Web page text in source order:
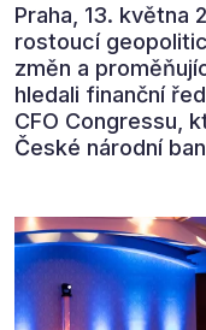
Praha, 13. května
rostoucí
změn a
hledali finanční
CFO Congressu,
České národní
automatizaci,